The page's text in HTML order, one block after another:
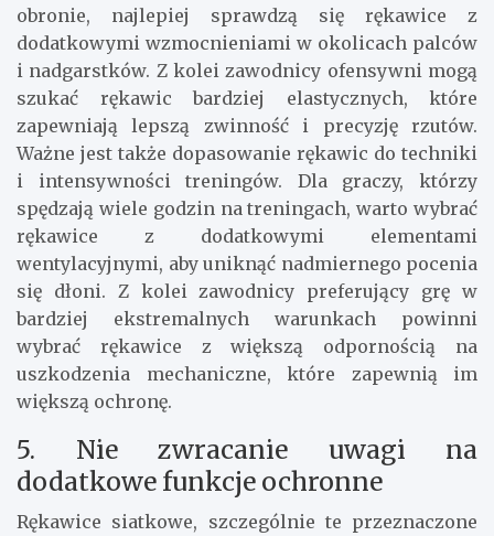
obronie, najlepiej sprawdzą się rękawice z
dodatkowymi wzmocnieniami w okolicach palców
i nadgarstków. Z kolei zawodnicy ofensywni mogą
szukać rękawic bardziej elastycznych, które
zapewniają lepszą zwinność i precyzję rzutów.
Ważne jest także dopasowanie rękawic do techniki
i intensywności treningów. Dla graczy, którzy
spędzają wiele godzin na treningach, warto wybrać
rękawice z dodatkowymi elementami
wentylacyjnymi, aby uniknąć nadmiernego pocenia
się dłoni. Z kolei zawodnicy preferujący grę w
bardziej ekstremalnych warunkach powinni
wybrać rękawice z większą odpornością na
uszkodzenia mechaniczne, które zapewnią im
większą ochronę.
5. Nie zwracanie uwagi na
dodatkowe funkcje ochronne
Rękawice siatkowe, szczególnie te przeznaczone